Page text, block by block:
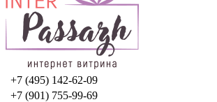
+7 (495) 142-62-09
+7 (901) 755-99-69